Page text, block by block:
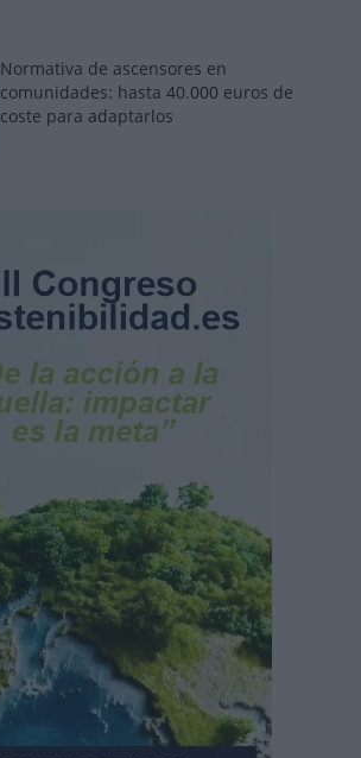
Normativa de ascensores en
comunidades: hasta 40.000 euros de
coste para adaptarlos